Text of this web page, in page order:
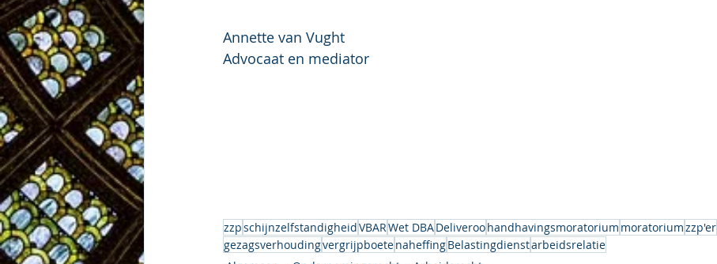
Annette van Vught
Advocaat en mediator
zzpschijnzelfstandigheidVBARWet DBADeliveroohandhavingsmoratorium moratoriumzzp'er
gezagsverhoudingvergrijpboetenaheffingBelastingdienstarbeidsrelatie